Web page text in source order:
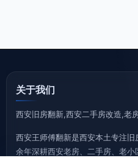
关于我们
西安旧房翻新,西安二手房改造,老
西安王师傅翻新是西安本土专注旧
余年深耕西安老房、二手房、老